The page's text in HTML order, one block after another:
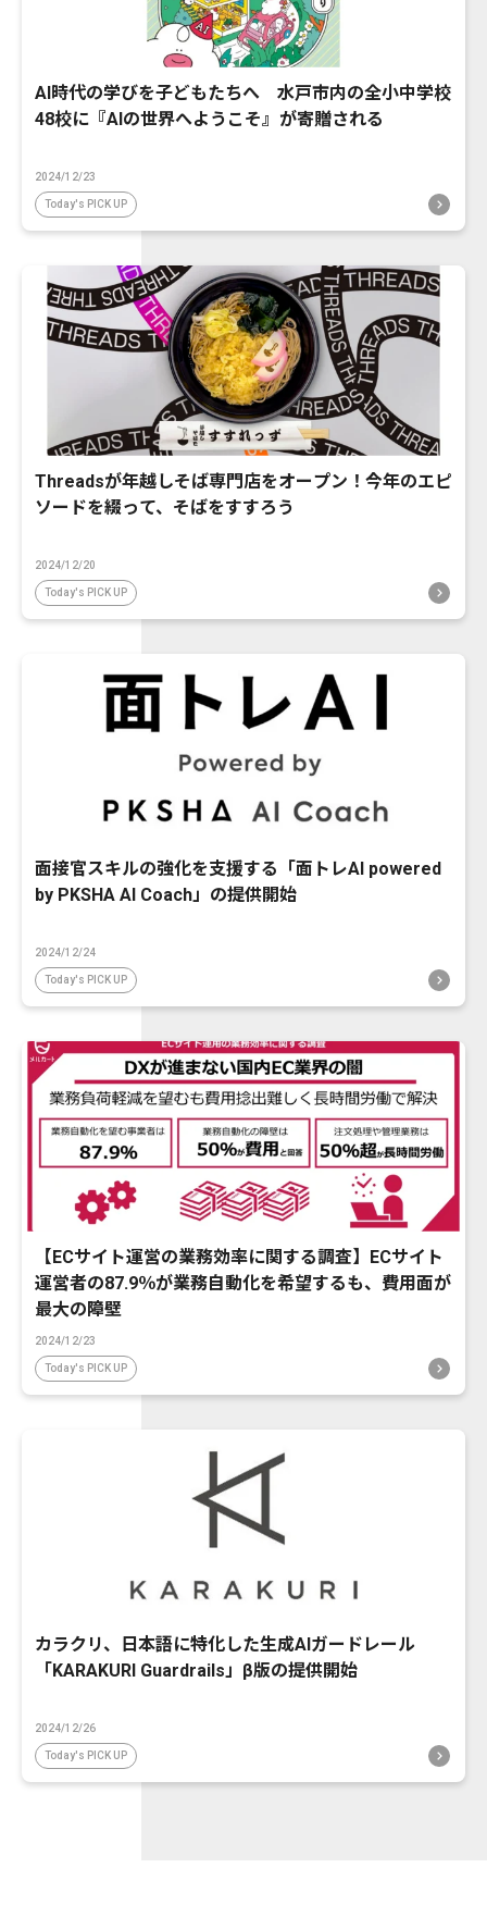
AI時代の学びを子どもたちへ 水戸市内の全小中学校
48校に『AIの世界へようこそ』が寄贈される
2024/12/23
Today's PICK UP
Threadsが年越しそば専門店をオープン！今年のエピ
ソードを綴って、そばをすすろう
2024/12/20
Today's PICK UP
面接官スキルの強化を支援する「面トレAI powered
by PKSHA AI Coach」の提供開始
2024/12/24
Today's PICK UP
【ECサイト運営の業務効率に関する調査】ECサイト
運営者の87.9％が業務自動化を希望するも、費用面が
最大の障壁
2024/12/23
Today's PICK UP
カラクリ、日本語に特化した生成AIガードレール
「KARAKURI Guardrails」β版の提供開始
2024/12/26
Today's PICK UP